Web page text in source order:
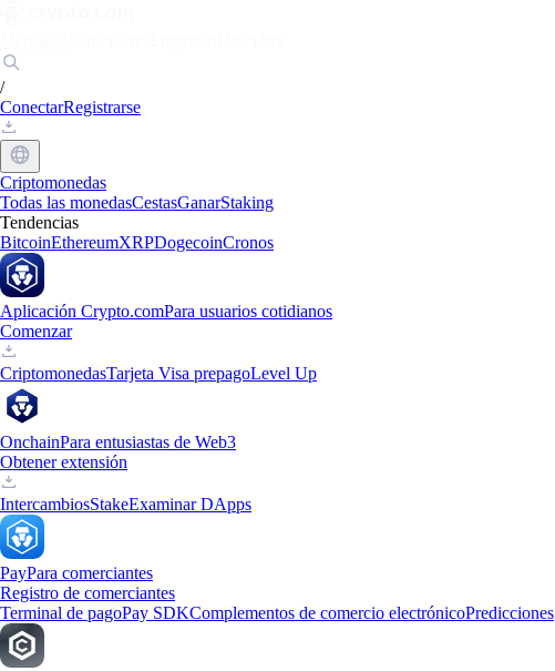
/
ConectarRegistrarse
Criptomonedas
Todas las monedasCestasGanarStaking
Tendencias
BitcoinEthereumXRPDogecoinCronos
Aplicación Crypto.comPara usuarios cotidianos
Comenzar
CriptomonedasTarjeta Visa prepagoLevel Up
OnchainPara entusiastas de Web3
Obtener extensión
IntercambiosStakeExaminar DApps
PayPara comerciantes
Registro de comerciantes
Terminal de pagoPay SDKComplementos de comercio electrónicoPredicciones